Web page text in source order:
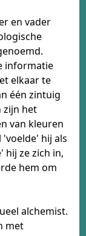
en vader
informatie
elkaar te
één zintuig
zijn het
van kleuren
'voelde' hij als
hij ze zich in,
hem om
alchemist.
met